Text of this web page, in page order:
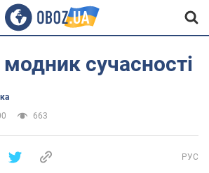
сучасності
663
РУС